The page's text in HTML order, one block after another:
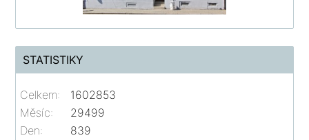
STATISTIKY
Celkem:
1602853
Měsíc:
29499
Den:
839